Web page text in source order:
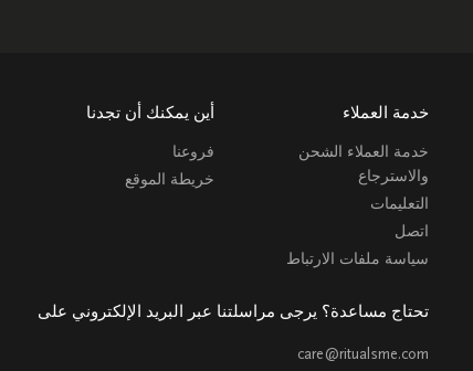
خدمة العملاء
خدمة العملاء الشحن
والاسترجاع
التعليمات
اتصل
سياسة ملفات الارتباط
أين يمكنك أن تجدنا
فروعنا
خريطة الموقع
تحتاج مساعدة؟ يرجى مراسلتنا عبر البريد الإلكتروني على
care@ritualsme.com